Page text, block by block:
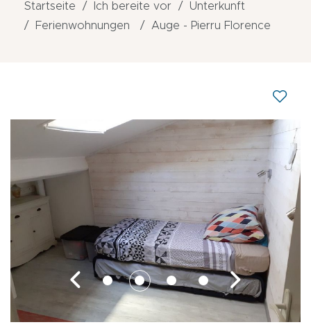
Startseite Ich bereite vor
Unterkunft
Ferienwohnungen
Auge - Pierru Florence